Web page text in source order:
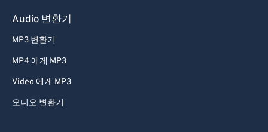
Audio 변환기
MP3 변환기
MP4 에게 MP3
Video 에게 MP3
오디오 변환기